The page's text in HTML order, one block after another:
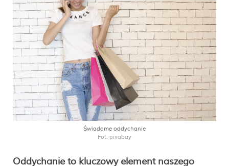
Świadome oddychanie
Fot: pixabay
Oddychanie to kluczowy element naszego